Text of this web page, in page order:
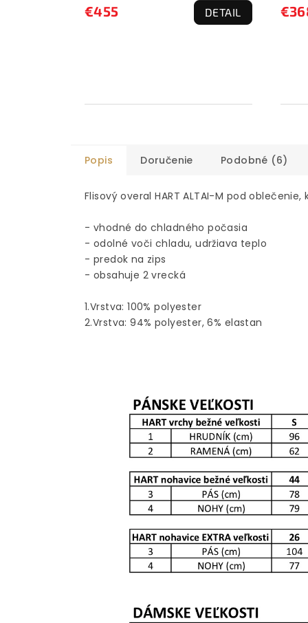
€455 DETAIL
Popis Doručenie Podobné (6)
Flisový overal HART ALTAI-M pod
- vhodné do chladného počasia
- odolné voči chladu, udržiava teplo
- predok na zips
- obsahuje 2 vrecká
1.Vrstva: 100% polyester
2.Vrstva: 94% polyester, 6% elastan